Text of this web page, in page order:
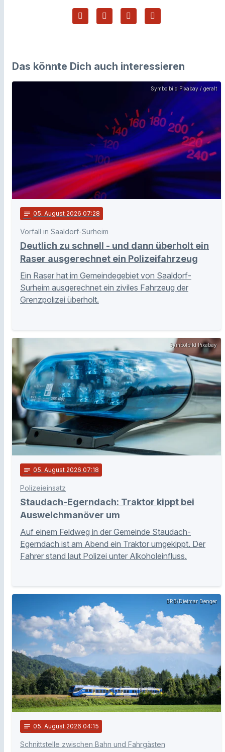
Das könnte Dich auch interessieren
Symbolbild Pixabay / geralt
notes 05. August 2026 07:28
Vorfall in Saaldorf-Surheim
Deutlich zu schnell - und dann überholt ein
Raser ausgerechnet ein Polizeifahrzeug
Ein Raser hat im Gemeindegebiet von Saaldorf-
Surheim ausgerechnet ein ziviles Fahrzeug der
Grenzpolizei überholt.
Symbolbild Pixabay
notes 05. August 2026 07:18
Polizeieinsatz
Staudach-Egerndach: Traktor kippt bei
Ausweichmanöver um
Auf einem Feldweg in der Gemeinde Staudach-
Egerndach ist am Abend ein Traktor umgekippt. Der
Fahrer stand laut Polizei unter Alkoholeinfluss.
BRB/Dietmar Denger
notes 05. August 2026 04:15
Schnittstelle zwischen Bahn und Fahrgästen